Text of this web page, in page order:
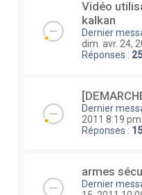
Vidéo
kalkan
Dernier
dim. avr. 24,
Réponses : 25
Dernier
2011 8:19 pm
Réponses :
armes
Dernier